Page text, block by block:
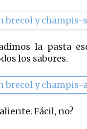
la pasta
los sabores.
Fácil, no?